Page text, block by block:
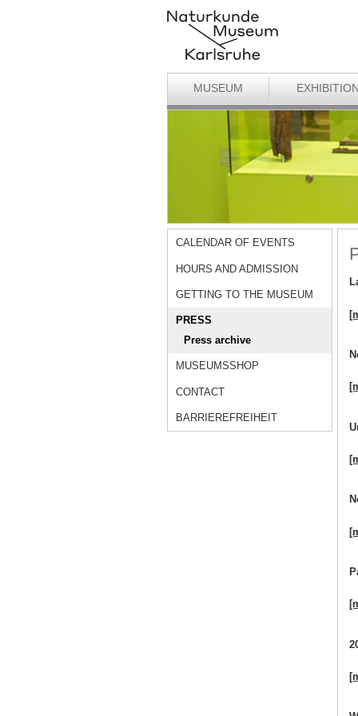
MUSEUM
CALENDAR OF EVENTS
HOURS AND ADMISSION
GETTING TO THE MUSEUM
PRESS
Press archive
MUSEUMSSHOP
CONTACT
BARRIEREFREIHEIT